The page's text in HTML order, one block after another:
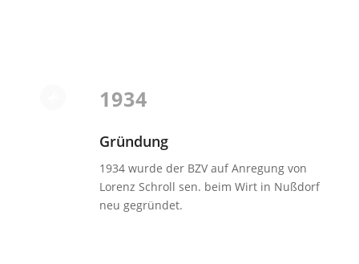
1934
Gründung
1934 wurde der BZV auf Anregung von
Lorenz Schroll sen. beim Wirt in Nußdorf
neu gegründet.